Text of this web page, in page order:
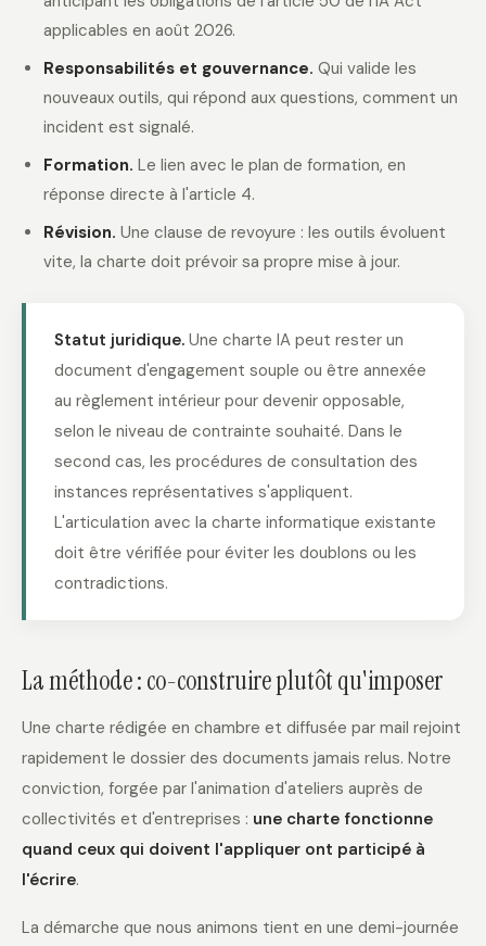
applicables en août 2026.
Responsabilités et gouvernance. Qui valide les
nouveaux outils, qui répond aux questions, comment un
incident est signalé.
Formation. Le lien avec le plan de formation, en
réponse directe à l'article 4.
Révision. Une clause de revoyure : les outils évoluent
vite, la charte doit prévoir sa propre mise à jour.
Statut juridique. Une charte IA peut rester un
document d'engagement souple ou être annexée
au règlement intérieur pour devenir opposable,
selon le niveau de contrainte souhaité. Dans le
second cas, les procédures de consultation des
instances représentatives s'appliquent.
L'articulation avec la charte informatique existante
doit être vérifiée pour éviter les doublons ou les
contradictions.
La méthode : co-construire plutôt qu'imposer
Une charte rédigée en chambre et diffusée par mail rejoint
rapidement le dossier des documents jamais relus. Notre
conviction, forgée par l'animation d'ateliers auprès de
collectivités et d'entreprises : une charte fonctionne
quand ceux qui doivent l'appliquer ont participé à
l'écrire.
La démarche que nous animons tient en une demi-journée